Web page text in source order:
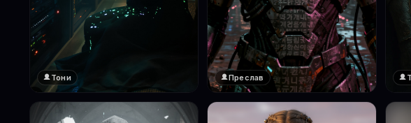
❤️
1
Тони
❤️
1
Преслав